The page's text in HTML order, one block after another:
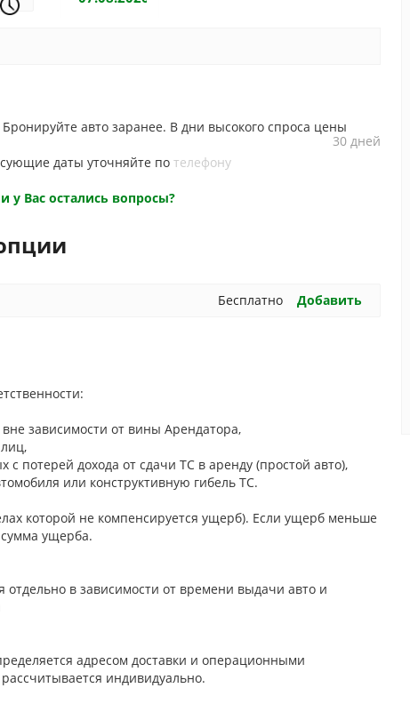
дней. Чем больше дней, тем больше скидка!
30 дней
авто заранее. В дни высокого спроса цены
даты уточняйте по телефону
у Вас остались вопросы?
Бесплатно Добавить
зависимости от вины Арендатора,
потерей дохода от сдачи ТС в аренду (простой авто),
или конструктивную гибель ТС.
которой не компенсируется ущерб). Если ущерб меньше
ущерба.
отдельно в зависимости от времени выдачи авто и
адресом доставки и операционными
индивидуально.